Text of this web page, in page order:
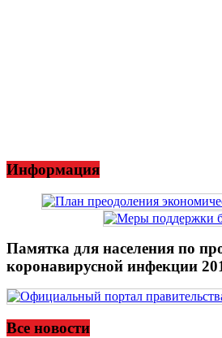
Информация
Памятка для населения по
коронавирусной инфекции
Все новости